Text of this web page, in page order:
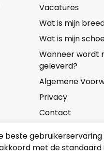
Vacatures
Wat is mijn
Wat is mijn
Wanneer wordt
geleverd?
Algemene
Privacy
Contact
beste gebruikerservaring
met de standaard